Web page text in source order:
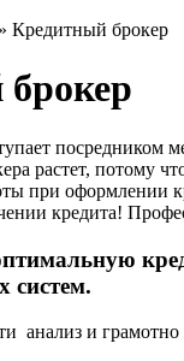
» Кредитный брокер
брокер
посредником
растет, потому
при оформлении
кредита!
систем.
анализ и